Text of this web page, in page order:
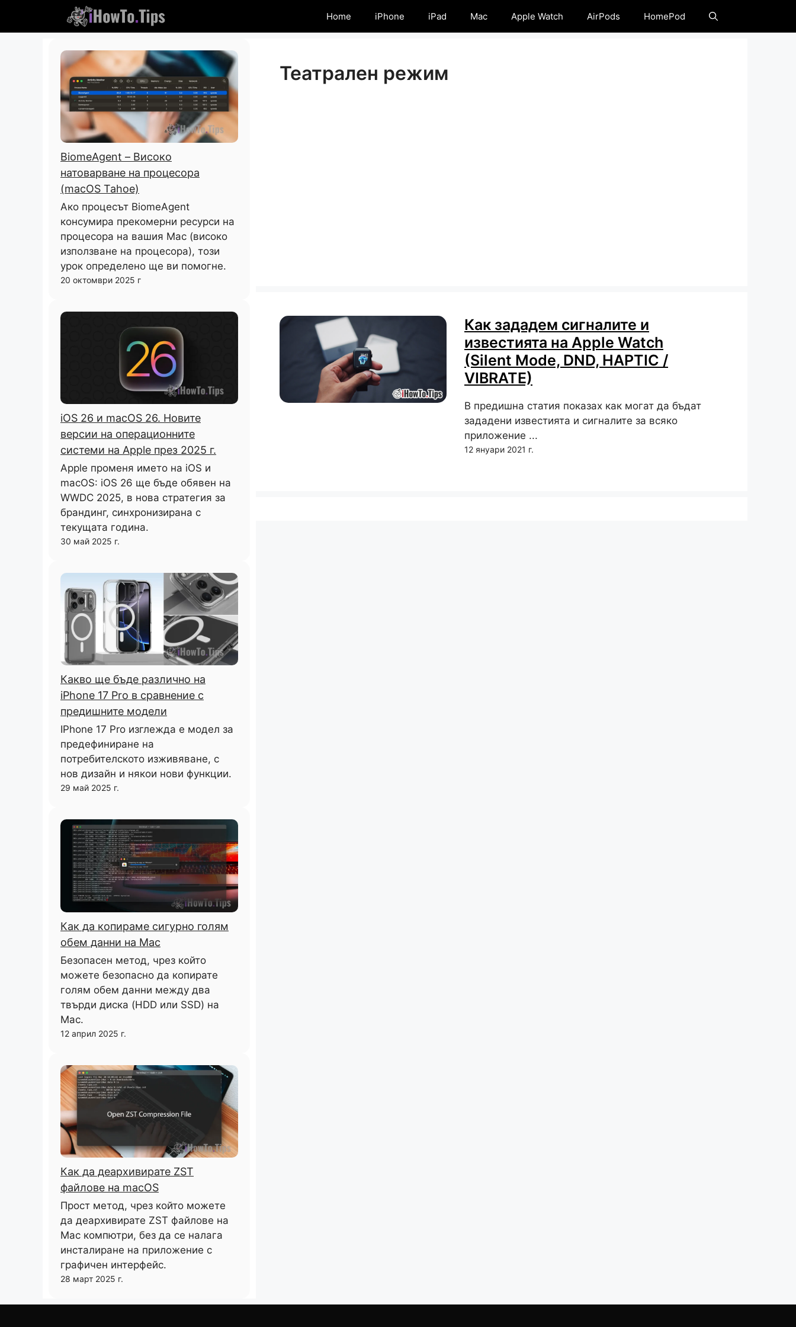
съдържание
Home iPhone iPad Mac Apple Watch AirPods HomePod
Театрален режим
Как зададем сигналите и
известията на Apple Watch
(Silent Mode, DND, HAPTIC /
VIBRATE)
В предишна статия показах как могат да бъдат
зададени известията и сигналите за всяко
приложение ...
12 януари 2021 г.
BiomeAgent – ​​Високо
натоварване на процесора
(macOS Tahoe)
Ако процесът BiomeAgent
консумира прекомерни ресурси на
процесора на вашия Mac (високо
използване на процесора), този
урок определено ще ви помогне.
20 октомври 2025 г
iOS 26 и macOS 26. Новите
версии на операционните
системи на Apple през 2025 г.
Apple променя името на iOS и
macOS: iOS 26 ще бъде обявен на
WWDC 2025, в нова стратегия за
брандинг, синхронизирана с
текущата година.
30 май 2025 г.
Какво ще бъде различно на
iPhone 17 Pro в сравнение с
предишните модели
IPhone 17 Pro изглежда е модел за
предефиниране на
потребителското изживяване, с
нов дизайн и някои нови функции.
29 май 2025 г.
Как да копираме сигурно голям
обем данни на Mac
Безопасен метод, чрез който
можете безопасно да копирате
голям обем данни между два
твърди диска (HDD или SSD) на
Mac.
12 април 2025 г.
Как да деархивирате ZST
файлове на macOS
Прост метод, чрез който можете
да деархивирате ZST файлове на
Mac компютри, без да се налага
инсталиране на приложение с
графичен интерфейс.
28 март 2025 г.